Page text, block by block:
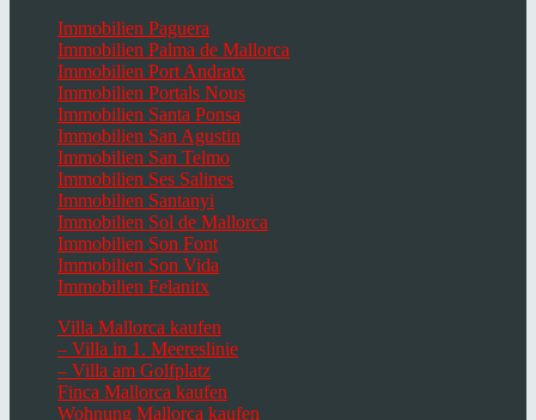
Immobilien Paguera
Immobilien Palma de Mallorca
Immobilien Port Andratx
Immobilien Portals Nous
Immobilien Santa Ponsa
Immobilien San Agustin
Immobilien San Telmo
Immobilien Ses Salines
Immobilien Santanyi
Immobilien Sol de Mallorca
Immobilien Son Font
Immobilien Son Vida
Immobilien Felanitx
Villa Mallorca kaufen
– Villa in 1. Meereslinie
– Villa am Golfplatz
Finca Mallorca kaufen
Wohnung Mallorca kaufen